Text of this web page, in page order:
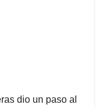
dio un paso al